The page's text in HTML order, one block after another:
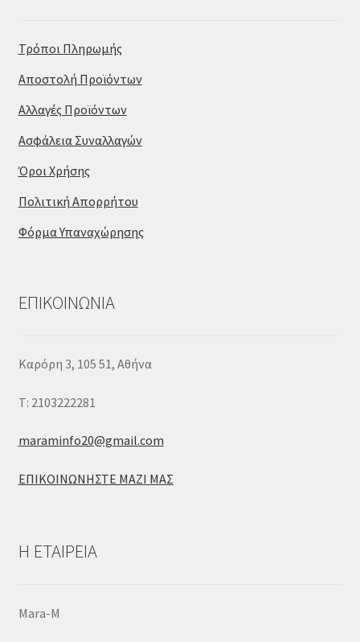
Τρόποι Πληρωμής
Αποστολή Προϊόντων
Αλλαγές Προϊόντων
Ασφάλεια Συναλλαγών
Όροι Χρήσης
Πολιτική Απορρήτου
Φόρμα Υπαναχώρησης
ΕΠΙΚΟΙΝΩΝΙΑ
Καρόρη 3, 105 51, Aθήνα
T: 2103222281
maraminfo20@gmail.com
ΕΠΙΚΟΙΝΩΝΗΣΤΕ ΜΑΖΙ ΜΑΣ
H ETAIΡΕΙΑ
Mara-M